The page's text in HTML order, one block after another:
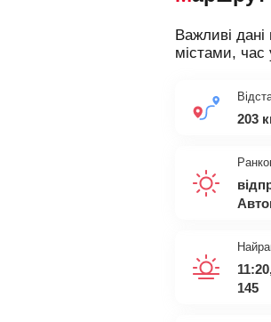
Важливі дані
містами, час
203
145